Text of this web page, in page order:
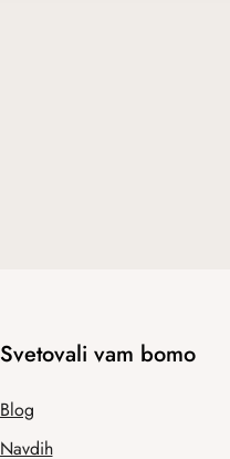
Svetovali vam bomo
Blog
Navdih